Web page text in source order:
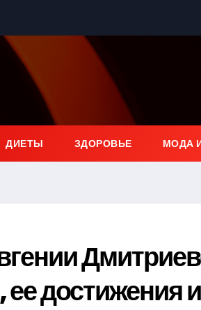
ДИЕТЫ ЗДОРОВЬЕ МОДА
ее достижения